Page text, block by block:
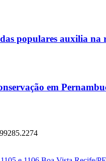
populares auxilia
em